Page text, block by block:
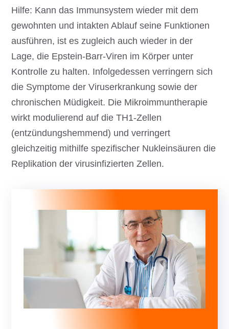
Hilfe: Kann das Immunsystem wieder mit dem
gewohnten und intakten Ablauf seine Funktionen
ausführen, ist es zugleich auch wieder in der
Lage, die Epstein-Barr-Viren im Körper unter
Kontrolle zu halten. Infolgedessen verringern sich
die Symptome der Viruserkrankung sowie der
chronischen Müdigkeit. Die Mikroimmuntherapie
wirkt modulierend auf die TH1-Zellen
(entzündungshemmend) und verringert
gleichzeitig mithilfe spezifischer Nukleinsäuren die
Replikation der virusinfizierten Zellen.